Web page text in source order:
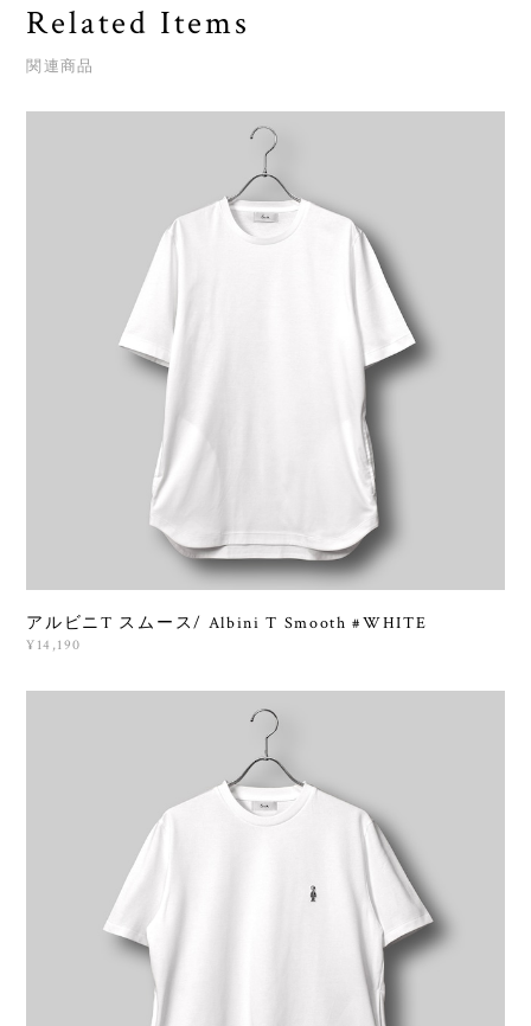
Related Items
関連商品
アルビニT スムース/ Albini T Smooth #WHITE
¥14,190